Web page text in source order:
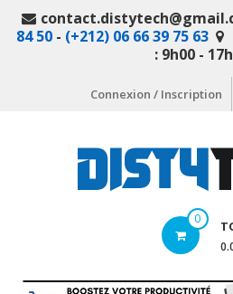
84 50 - (+212) 06 66 39 75 63
: 9h00 -
Connexion / Inscription
en
0